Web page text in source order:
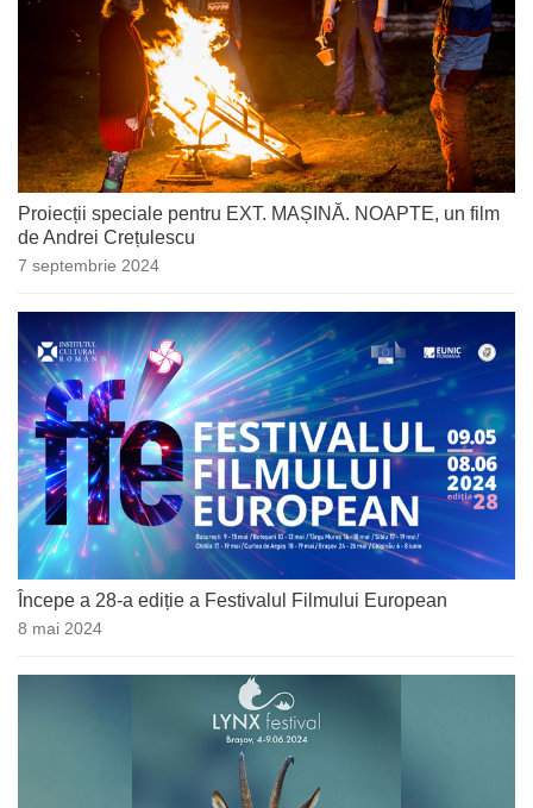
Proiecții speciale pentru EXT. MAȘINĂ. NOAPTE, un film
de Andrei Crețulescu
7 septembrie 2024
Începe a 28-a ediție a Festivalul Filmului European
8 mai 2024